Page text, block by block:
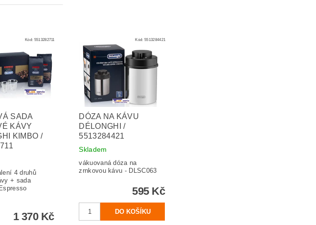
Kód: 5513282711
SADA
KÁVY
KIMBO /
4 druhů
+ sada
1 370 Kč
Kód:5513284421
DÓZA NA KÁVU
DÉLONGHI /
5513284421
Skladem
vákuovaná dóza na
zrnkovou kávu - DLSC063
595 Kč